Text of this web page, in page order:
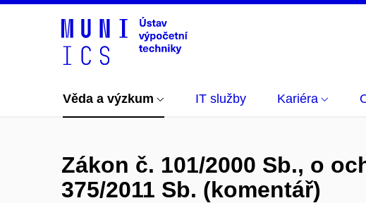
Věda a výzkum IT služby Kariéra
Zákon č. 101/2000 Sb., o
375/2011 Sb. (komentář)